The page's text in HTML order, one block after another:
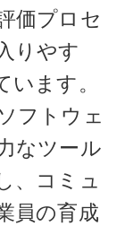
価プロセ
りやす
ます。
フトウェ
なツール
、コミュ
員の育成